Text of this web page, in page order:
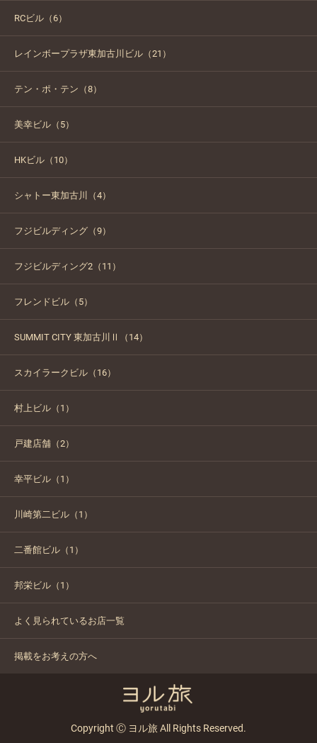
RCビル（6）
レインボープラザ東加古川ビル（21）
テン・ポ・テン（8）
美幸ビル（5）
HKビル（10）
シャトー東加古川（4）
フジビルディング（9）
フジビルディング2（11）
フレンドビル（5）
SUMMIT CITY 東加古川Ⅱ（14）
スカイラークビル（16）
村上ビル（1）
戸建店舗（2）
幸平ビル（1）
川崎第二ビル（1）
二番館ビル（1）
邦栄ビル（1）
よく見られているお店一覧
掲載をお考えの方へ
Copyright Ⓒ ヨル旅 All Rights Reserved.